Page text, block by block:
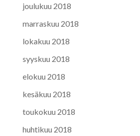
joulukuu 2018
marraskuu 2018
lokakuu 2018
syyskuu 2018
elokuu 2018
kesäkuu 2018
toukokuu 2018
huhtikuu 2018